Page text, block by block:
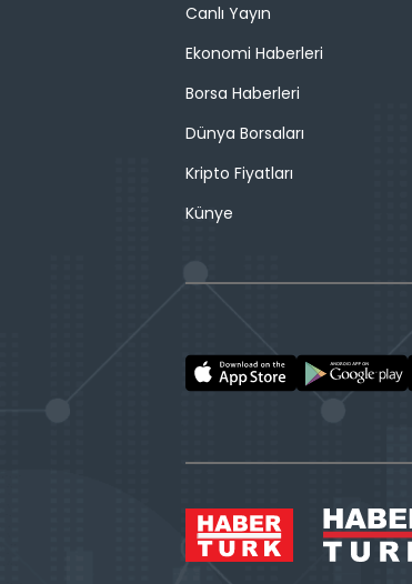
Canlı Yayın
Ekonomi Haberleri
Borsa Haberleri
Dünya Borsaları
Kripto Fiyatları
Künye